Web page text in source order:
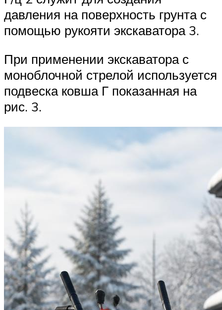
давления на поверхность грунта с
помощью рукояти экскаватора 3.
При применении экскаватора с
моноблочной стрелой используется
подвеска ковша Г показанная на
рис. 3.